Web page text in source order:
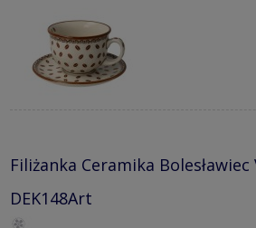
Filiżanka Ceramika Bolesławiec
DEK148Art